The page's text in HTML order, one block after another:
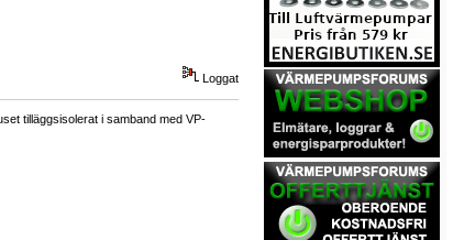
Loggat
tilläggsisolerat i samband med VP-